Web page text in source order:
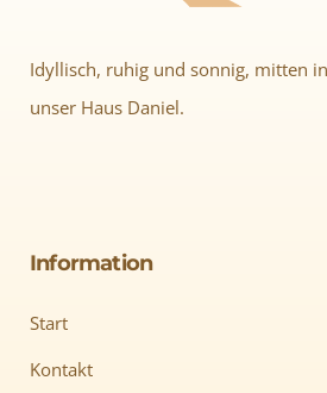
Idyllisch, ruhig und sonnig, mitten
unser Haus Daniel.
Information
Start
Kontakt